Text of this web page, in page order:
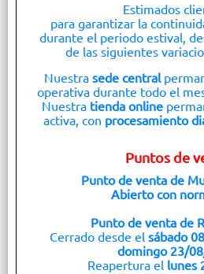
CASSETTIERA ARTPLAST 514T 4
Número de artículo:
2113
Marca:
Pellicola Sigillata
Disponibilidad:
Magazzino Principale (HQ) (8 PZ)
Estimados
para garantizar la
durante el periodo estival,
de las siguientes
Nuestra sede central
operativa durante todo el
Nuestra tienda online
activa, con procesamiento
Puntos de
Punto de venta de
Abierto con
Punto de venta de
Cerrado desde el sábado
domingo 23/
Reapertura el lunes